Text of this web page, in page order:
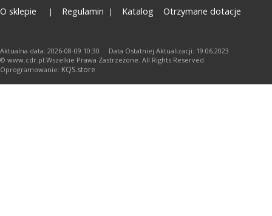
O sklepie Regulamin Katalog Otrzymane dotacje
Aktualna data: 2026-08-09 10:30 Data Ostatniej Aktualizacji: 19.06.2023
© www.cdr.pl.Wszelkie Prawa Zastrzeżone. All Rights Reserved.
Oprogramowanie: KQS.store